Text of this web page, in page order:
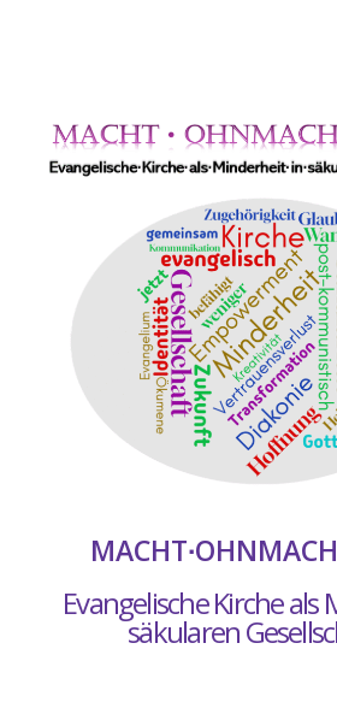
Evangelische Kirche
säkularen